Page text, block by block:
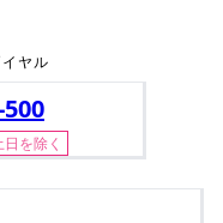
ヤル
日を除く